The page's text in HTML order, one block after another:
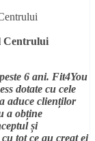
Centrului
6 ani. Fit4You
dotate cu cele
aduce clienților
a obține
și
tot ce au creat ei